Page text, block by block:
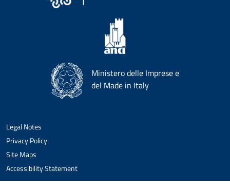
Ministero delle Imprese e
del Made in Italy
Legal Notes
Privacy Policy
Site Maps
Accessibility Statement